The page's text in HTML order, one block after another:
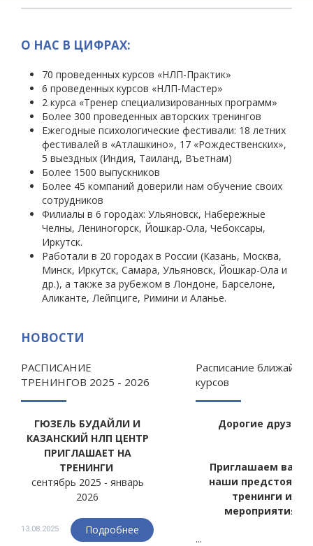
О НАС В ЦИФРАХ:
70 проведенных курсов «НЛП-Практик»
6 проведенных курсов «НЛП-Мастер»
2 курса «Тренер специализированных программ»
Более 300 проведенных авторских тренингов
Ежегодные психологические фестивали: 18 летних
фестивалей в «Атлашкино», 17 «Рождественских»,
5 выездных (Индия, Таиланд, Въетнам)
Более 1500 выпускников
Более 45 компаний доверили нам обучение своих
сотрудников
Филиалы в 6 городах: Ульяновск, Набережные
Челны, Лениногорск, Йошкар-Ола, Чебоксары,
Иркутск.
Работали в 20 городах в России (Казань, Москва,
Минск, Иркутск, Самара, Ульяновск, Йошкар-Ола и
др.), а также за рубежом в Лондоне, Барселоне,
Аликанте, Лейпциге, Римини и Аланье.
НОВОСТИ
РАСПИСАНИЕ
ТРЕНИНГОВ 2025 - 2026
ГЮЗЕЛЬ БУДАЙЛИ И
КАЗАНСКИЙ НЛП ЦЕНТР
ПРИГЛАШАЕТ НА
ТРЕНИНГИ
сентябрь 2025 - январь
2026
13.08.2025 Подробнее
Расписание
курсов
Дорогие друзья!
Приглашаем вас
наши
тренинги и
мероприятия:
...